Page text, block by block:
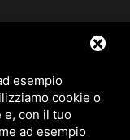
esempio
cookie o
e, con il tuo
ad esempio